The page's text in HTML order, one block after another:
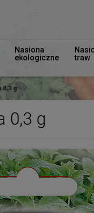
Nasiona
ekologiczne
traw
g
0,3 g